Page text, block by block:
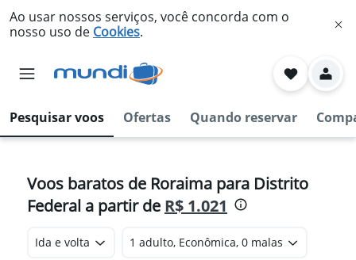
Ao usar nossos serviços, você concorda com o
nosso uso de Cookies.
Pesquisar voos Ofertas Quando reservar
Voos baratos de Roraima para Distrito
Federal a partir de R$ 1.021
Ida e volta 1 adulto, Econômica, 0 malas